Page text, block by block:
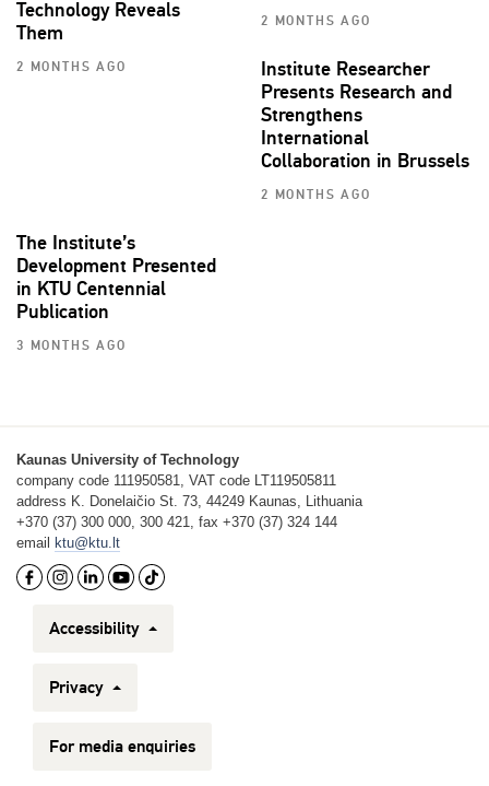
Technology Reveals
Them
2 MONTHS AGO
2 MONTHS AGO
Institute Researcher
Presents Research and
Strengthens
International
Collaboration in Brussels
2 MONTHS AGO
The Institute’s
Development Presented
in KTU Centennial
Publication
3 MONTHS AGO
Kaunas University of Technology
company code 111950581, VAT code LT119505811
address K. Donelaičio St. 73, 44249 Kaunas, Lithuania
+370 (37) 300 000, 300 421, fax +370 (37) 324 144
email
ktu@ktu.lt
Accessibility
Privacy
For media enquiries